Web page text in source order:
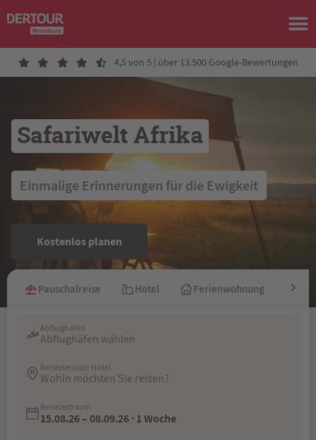
4,5 von 5 | über 13.500 Google-Bewertungen
Safariwelt Afrika
Einmalige Erinnerungen für die Ewigkeit
Kostenlos planen
Pauschalreise Hotel Ferienwohnung
Abflughafen
Abflughäfen wählen
Reiseziel oder Hotel
Wohin möchten Sie reisen?
Reisezeitraum
15.08.26 – 08.09.26 · 1 Woche